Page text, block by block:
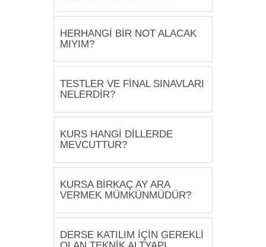
HERHANGİ BİR NOT ALACAK
MIYIM?
TESTLER VE FİNAL SINAVLARI
NELERDİR?
KURS HANGİ DİLLERDE
MEVCUTTUR?
KURSA BİRKAÇ AY ARA
VERMEK MÜMKÜNMÜDÜR?
DERSE KATILIM İÇİN GEREKLİ